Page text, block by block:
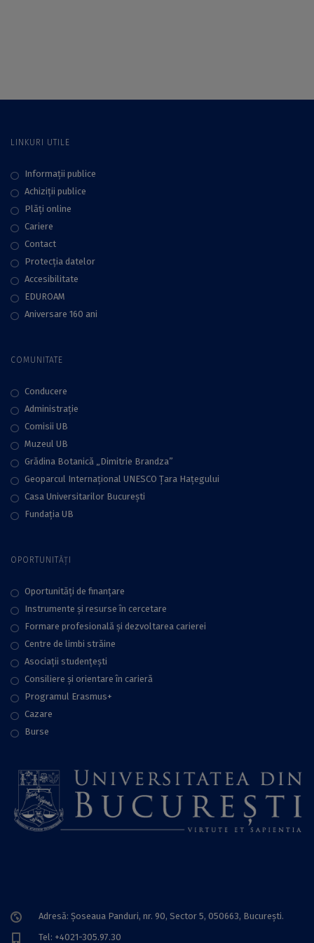
University și
LINKURI UTILE
Informații publice
Achiziții publice
Plăţi online
Cariere
Contact
Protecţia datelor
Accesibilitate
EDUROAM
Aniversare 160 ani
COMUNITATE
Conducere
Administraţie
Comisii UB
Muzeul UB
Grădina Botanică „Dimitrie Brandza”
Geoparcul Internațional UNESCO Țara Hațegului
Casa Universitarilor București
Fundaţia UB
OPORTUNITĂȚI
Oportunități de finanțare
Instrumente și resurse în cercetare
Formare profesională și dezvoltarea carierei
Centre de limbi străine
Asociații studențești
Consiliere şi orientare în carieră
Programul Erasmus+
Cazare
Burse
Adresă: Șoseaua Panduri, nr. 90, Sector 5, 050663, Bucureşti.
Tel: +4021-305.97.30